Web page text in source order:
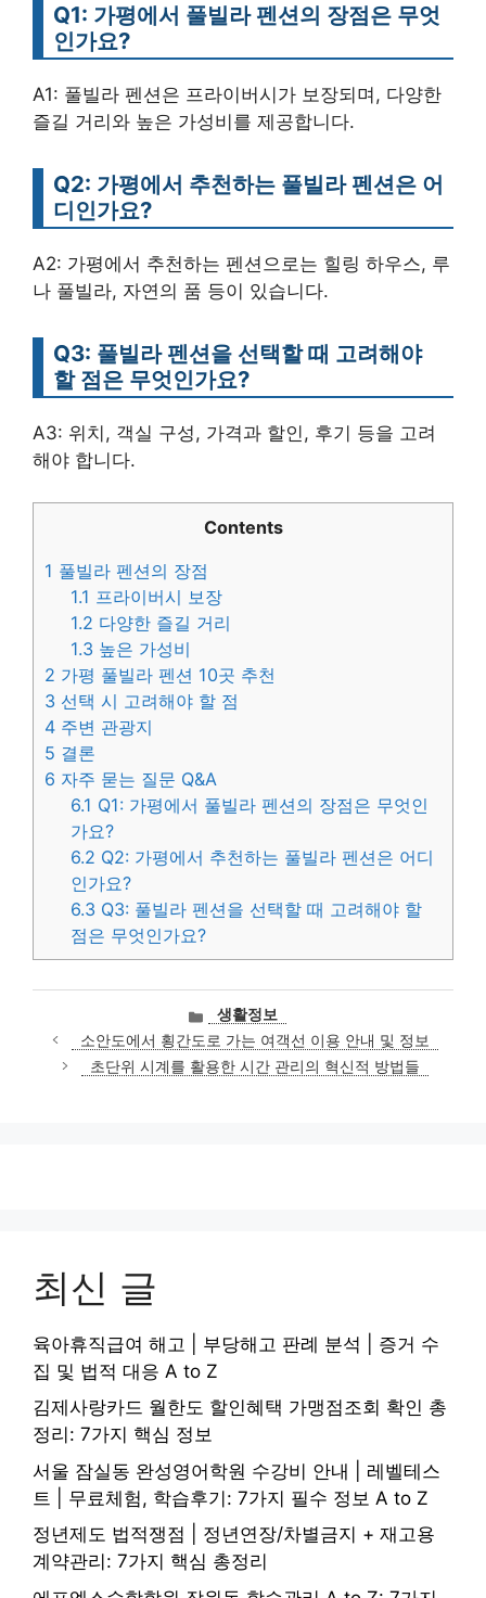
Q1: 가평에서 풀빌라 펜션의 장점은 무엇
인가요?
A1: 풀빌라 펜션은 프라이버시가 보장되며, 다양한
즐길 거리와 높은 가성비를 제공합니다.
Q2: 가평에서 추천하는 풀빌라 펜션은 어
디인가요?
A2: 가평에서 추천하는 펜션으로는 힐링 하우스, 루
나 풀빌라, 자연의 품 등이 있습니다.
Q3: 풀빌라 펜션을 선택할 때 고려해야
할 점은 무엇인가요?
A3: 위치, 객실 구성, 가격과 할인, 후기 등을 고려
해야 합니다.
Contents
1 풀빌라 펜션의 장점
1.1 프라이버시 보장
1.2 다양한 즐길 거리
1.3 높은 가성비
2 가평 풀빌라 펜션 10곳 추천
3 선택 시 고려해야 할 점
4 주변 관광지
5 결론
6 자주 묻는 질문 Q&A
6.1 Q1: 가평에서 풀빌라 펜션의 장점은 무엇인
가요?
6.2 Q2: 가평에서 추천하는 풀빌라 펜션은 어디
인가요?
6.3 Q3: 풀빌라 펜션을 선택할 때 고려해야 할
점은 무엇인가요?
카
테
고
리
생활정보
소안도에서 횡간도로 가는 여객선 이용 안내 및 정보
초단위 시계를 활용한 시간 관리의 혁신적 방법들
최신 글
육아휴직급여 해고 | 부당해고 판례 분석 | 증거 수
집 및 법적 대응 A to Z
김제사랑카드 월한도 할인혜택 가맹점조회 확인 총
정리: 7가지 핵심 정보
서울 잠실동 완성영어학원 수강비 안내 | 레벨테스
트 | 무료체험, 학습후기: 7가지 필수 정보 A to Z
정년제도 법적쟁점 | 정년연장/차별금지 + 재고용
계약관리: 7가지 핵심 총정리